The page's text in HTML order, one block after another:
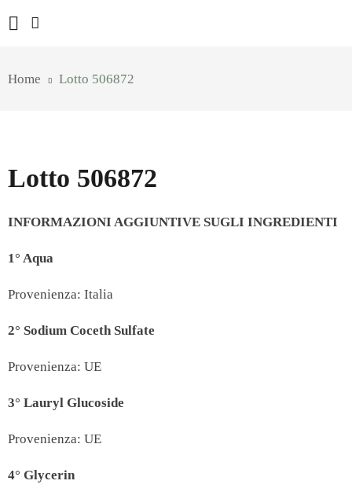
Home Lotto 506872
Lotto 506872
INFORMAZIONI AGGIUNTIVE SUGLI INGREDIENTI
1° Aqua
Provenienza: Italia
2° Sodium Coceth Sulfate
Provenienza: UE
3° Lauryl Glucoside
Provenienza: UE
4° Glycerin